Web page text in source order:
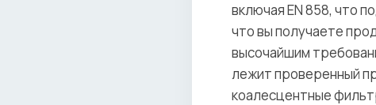
включая EN 858, что
что вы получаете
высочайшим
лежит проверенный
коалесцентные